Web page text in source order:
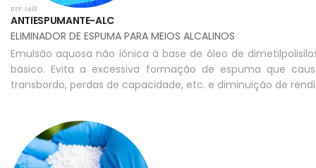
REF: 1461
ANTIESPUMANTE-ALC
ELIMINADOR DE ESPUMA PARA MEIOS ALCALINOS
Emulsão aquosa não iónica à base de óleo de
básico. Evita a excessiva formação de espuma que
transbordo, perdas de capacidade, etc. e diminuição de